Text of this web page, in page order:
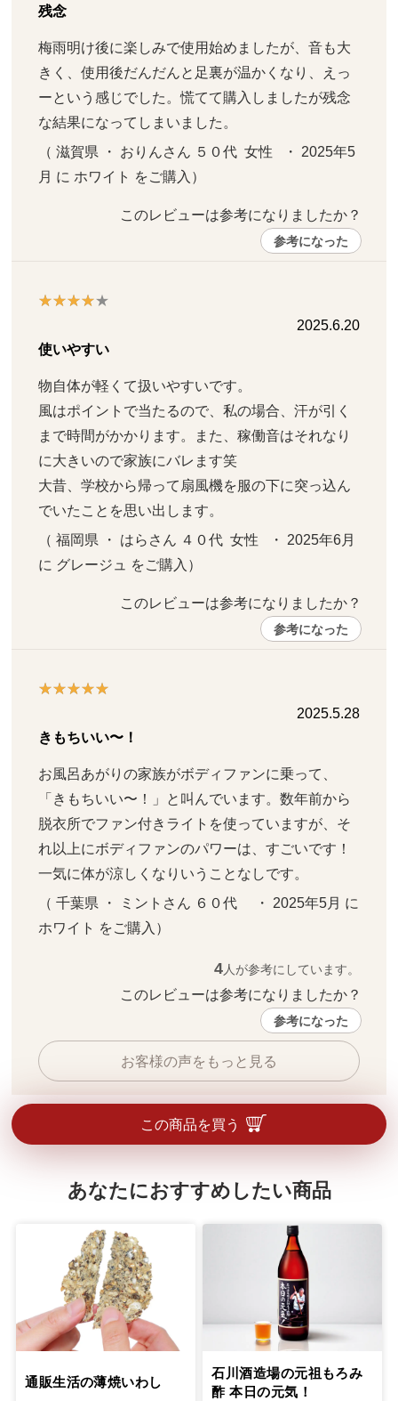
残念
梅雨明け後に楽しみで使用始めましたが、音も大
きく、使用後だんだんと足裏が温かくなり、えっ
ーという感じでした。慌てて購入しましたが残念
な結果になってしまいました。
（ 滋賀県 ・ おりんさん ５０代  女性   ・ 2025年5
月 に ホワイト をご購入）
このレビューは参考になりましたか？
参考になった
2025.6.20
使いやすい
物自体が軽くて扱いやすいです。
風はポイントで当たるので、私の場合、汗が引く
まで時間がかかります。また、稼働音はそれなり
に大きいので家族にバレます笑
大昔、学校から帰って扇風機を服の下に突っ込ん
でいたことを思い出します。
（ 福岡県 ・ はらさん ４０代  女性   ・ 2025年6月
に グレージュ をご購入）
このレビューは参考になりましたか？
参考になった
2025.5.28
きもちいい〜！
お風呂あがりの家族がボディファンに乗って、
「きもちいい〜！」と叫んでいます。数年前から
脱衣所でファン付きライトを使っていますが、そ
れ以上にボディファンのパワーは、すごいです！
一気に体が涼しくなりいうことなしです。
（ 千葉県 ・ ミントさん ６０代     ・ 2025年5月 に
ホワイト をご購入）
4人が参考にしています。
このレビューは参考になりましたか？
参考になった
お客様の声をもっと見る
この商品を買う
あなたにおすすめしたい商品
通販生活の薄焼いわし
石川酒造場の元祖もろみ
酢 本日の元気！